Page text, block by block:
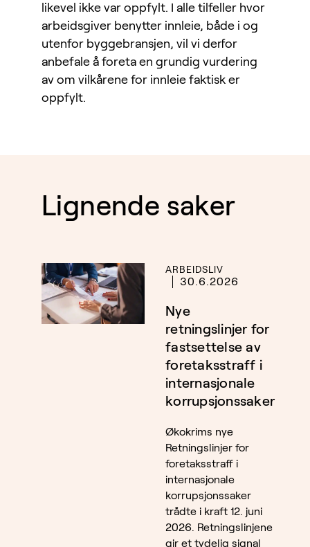
likevel ikke var oppfylt. I alle tilfeller hvor
arbeidsgiver benytter innleie, både i og
utenfor byggebransjen, vil vi derfor
anbefale å foreta en grundig vurdering
av om vilkårene for innleie faktisk er
oppfylt.
Lignende saker
ARBEIDSLIV
30.6.2026
Nye
retningslinjer for
fastsettelse av
foretaksstraff i
internasjonale
korrupsjonssaker
Økokrims nye
Retningslinjer for
foretaksstraff i
internasjonale
korrupsjonssaker
trådte i kraft 12. juni
2026. Retningslinjene
gir et tydelig signal